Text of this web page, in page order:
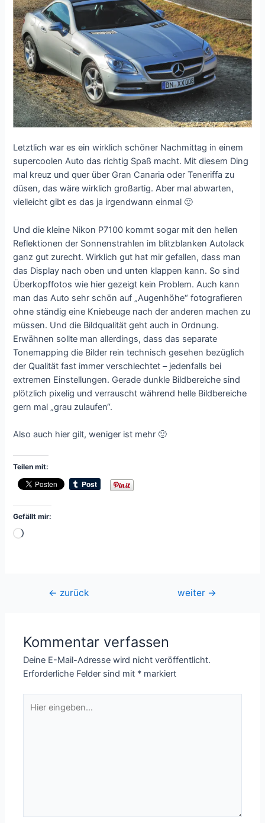
Letztlich war es ein wirklich schöner Nachmittag in einem
supercoolen Auto das richtig Spaß macht. Mit diesem Ding
mal kreuz und quer über Gran Canaria oder Teneriffa zu
düsen, das wäre wirklich großartig. Aber mal abwarten,
vielleicht gibt es das ja irgendwann einmal 🙂
Und die kleine Nikon P7100 kommt sogar mit den hellen
Reflektionen der Sonnenstrahlen im blitzblanken Autolack
ganz gut zurecht. Wirklich gut hat mir gefallen, dass man
das Display nach oben und unten klappen kann. So sind
Überkopffotos wie hier gezeigt kein Problem. Auch kann
man das Auto sehr schön auf „Augenhöhe“ fotografieren
ohne ständig eine Kniebeuge nach der anderen machen zu
müssen. Und die Bildqualität geht auch in Ordnung.
Erwähnen sollte man allerdings, dass das separate
Tonemapping die Bilder rein technisch gesehen bezüglich
der Qualität fast immer verschlechtet – jedenfalls bei
extremen Einstellungen. Gerade dunkle Bildbereiche sind
plötzlich pixelig und verrauscht während helle Bildbereiche
gern mal „grau zulaufen“.
Also auch hier gilt, weniger ist mehr 🙂
Teilen mit:
Gefällt mir:
Wird
Beitragsnavigation
← zurück weiter →
Kommentar verfassen
Deine E-Mail-Adresse wird nicht veröffentlicht.
Erforderliche Felder sind mit * markiert
eingeben…